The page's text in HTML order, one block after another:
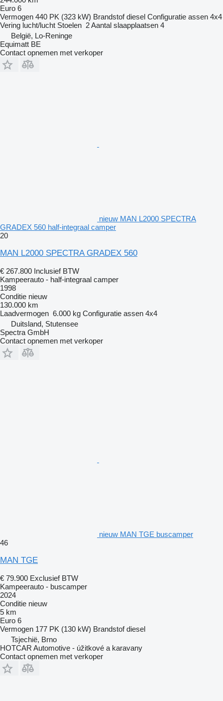
Euro 6
Vermogen 440 PK (323 kW) Brandstof diesel Configuratie assen 4x4
Vering lucht/lucht Stoelen 2Aantal slaapplaatsen 4
België, Lo-Reninge
Equimatt BE
Contact opnemen met verkoper
nieuw MAN L2000 SPECTRA
GRADEX 560 half-integraal camper
20
MAN L2000 SPECTRA GRADEX 560
€ 267.800 Inclusief BTW
Kampeerauto - half-integraal camper
1998
Conditie nieuw
130.000 km
Laadvermogen 6.000 kg Configuratie assen 4x4
Duitsland, Stutensee
Spectra GmbH
Contact opnemen met verkoper
nieuw MAN TGE buscamper
46
MAN TGE
€ 79.900 Exclusief BTW
Kampeerauto - buscamper
2024
Conditie nieuw
5 km
Euro 6
Vermogen 177 PK (130 kW) Brandstof diesel
Tsjechië, Brno
HOTCAR Automotive - úžitkové a karavany
Contact opnemen met verkoper